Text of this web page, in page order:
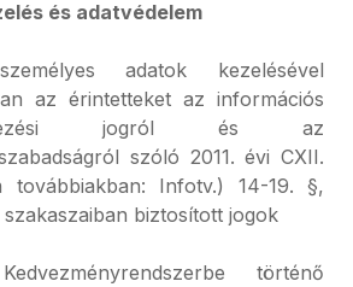
és adatvédelem
adatok kezelésével
az érintetteket az információs
jogról és az
szóló 2011. évi CXII.
továbbiakban: Infotv.) 14-19. §,
szakaszaiban biztosított jogok
történő